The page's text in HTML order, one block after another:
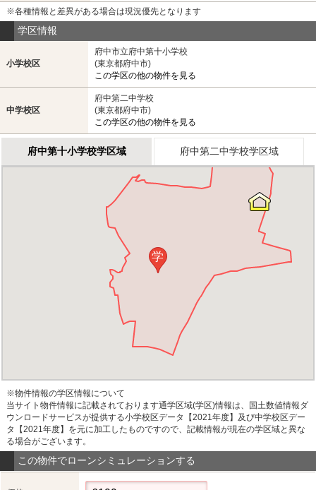
※各種情報と差異がある場合は現況優先となります
学区情報
小学校区
府中市立府中第十小学校
(東京都府中市)
この学区の他の物件を見る
中学校区
府中第二中学校
(東京都府中市)
この学区の他の物件を見る
府中第十小学校学区域 府中第二中学校学区域
学
※物件情報の学区情報について
当サイト物件情報に記載されております通学区域(学区)情報は、国土数値情報ダ
ウンロードサービスが提供する小学校区データ【2021年度】及び中学校区デー
タ【2021年度】を元に加工したものですので、記載情報が現在の学区域と異な
る場合がございます。
この物件でローンシミュレーションする